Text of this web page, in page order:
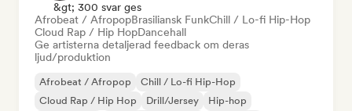
&gt; 300 svar ges
Afrobeat / AfropopBrasiliansk FunkChill / Lo-fi Hip-Hop
Cloud Rap / Hip HopDancehall
Ge artisterna detaljerad feedback om deras
ljud/produktion
Afrobeat / Afropop
Chill / Lo-fi Hip-Hop
Cloud Rap / Hip Hop
Drill/Jersey
Hip-hop